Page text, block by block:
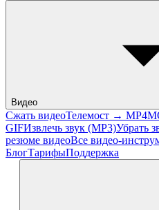
Видео
Сжать видеоТелемост → MP4
GIFИзвлечь звук (MP3)Убрать
резюме видеоВсе видео-
БлогТарифыПоддержка